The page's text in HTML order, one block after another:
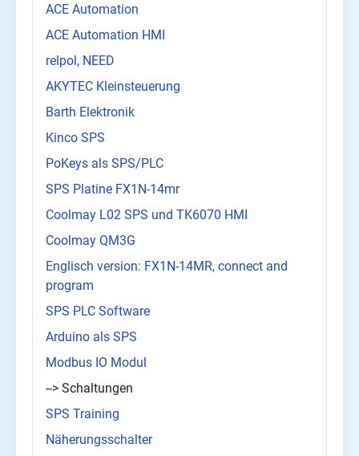
ACE Automation
ACE Automation HMI
relpol, NEED
AKYTEC Kleinsteuerung
Barth Elektronik
Kinco SPS
PoKeys als SPS/PLC
SPS Platine FX1N-14mr
Coolmay L02 SPS und TK6070 HMI
Coolmay QM3G
Englisch version: FX1N-14MR, connect and
program
SPS PLC Software
Arduino als SPS
Modbus IO Modul
--> Schaltungen
SPS Training
Näherungsschalter